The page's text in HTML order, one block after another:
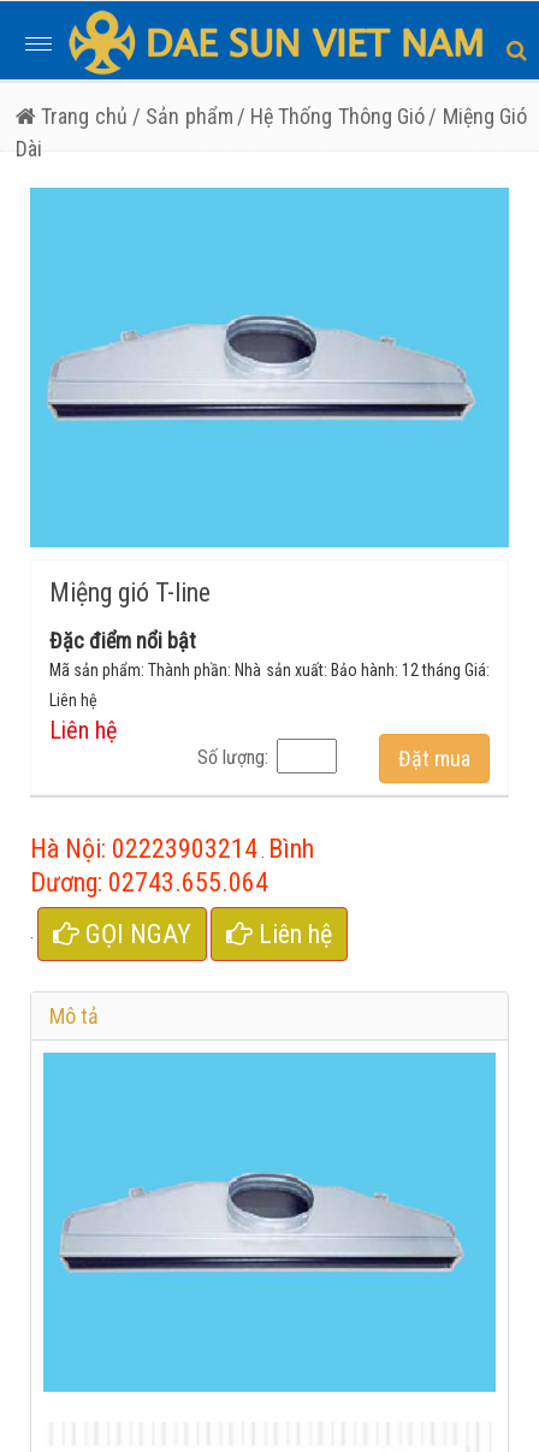
Toggle
navigation
Trang chủ / Sản phẩm / Hệ Thống Thông Gió/ Miệng Gió
Dài
Miệng gió T-line
Đặc điểm nổi bật
Mã sản phẩm: Thành phần: Nhà sản xuất: Bảo hành: 12 tháng Giá:
Liên hệ
Liên hệ
Số lượng: Đặt mua
Hà Nội: 02223903214 Bình
Dương: 02743.655.064
GỌI NGAY Liên hệ
Mô tả